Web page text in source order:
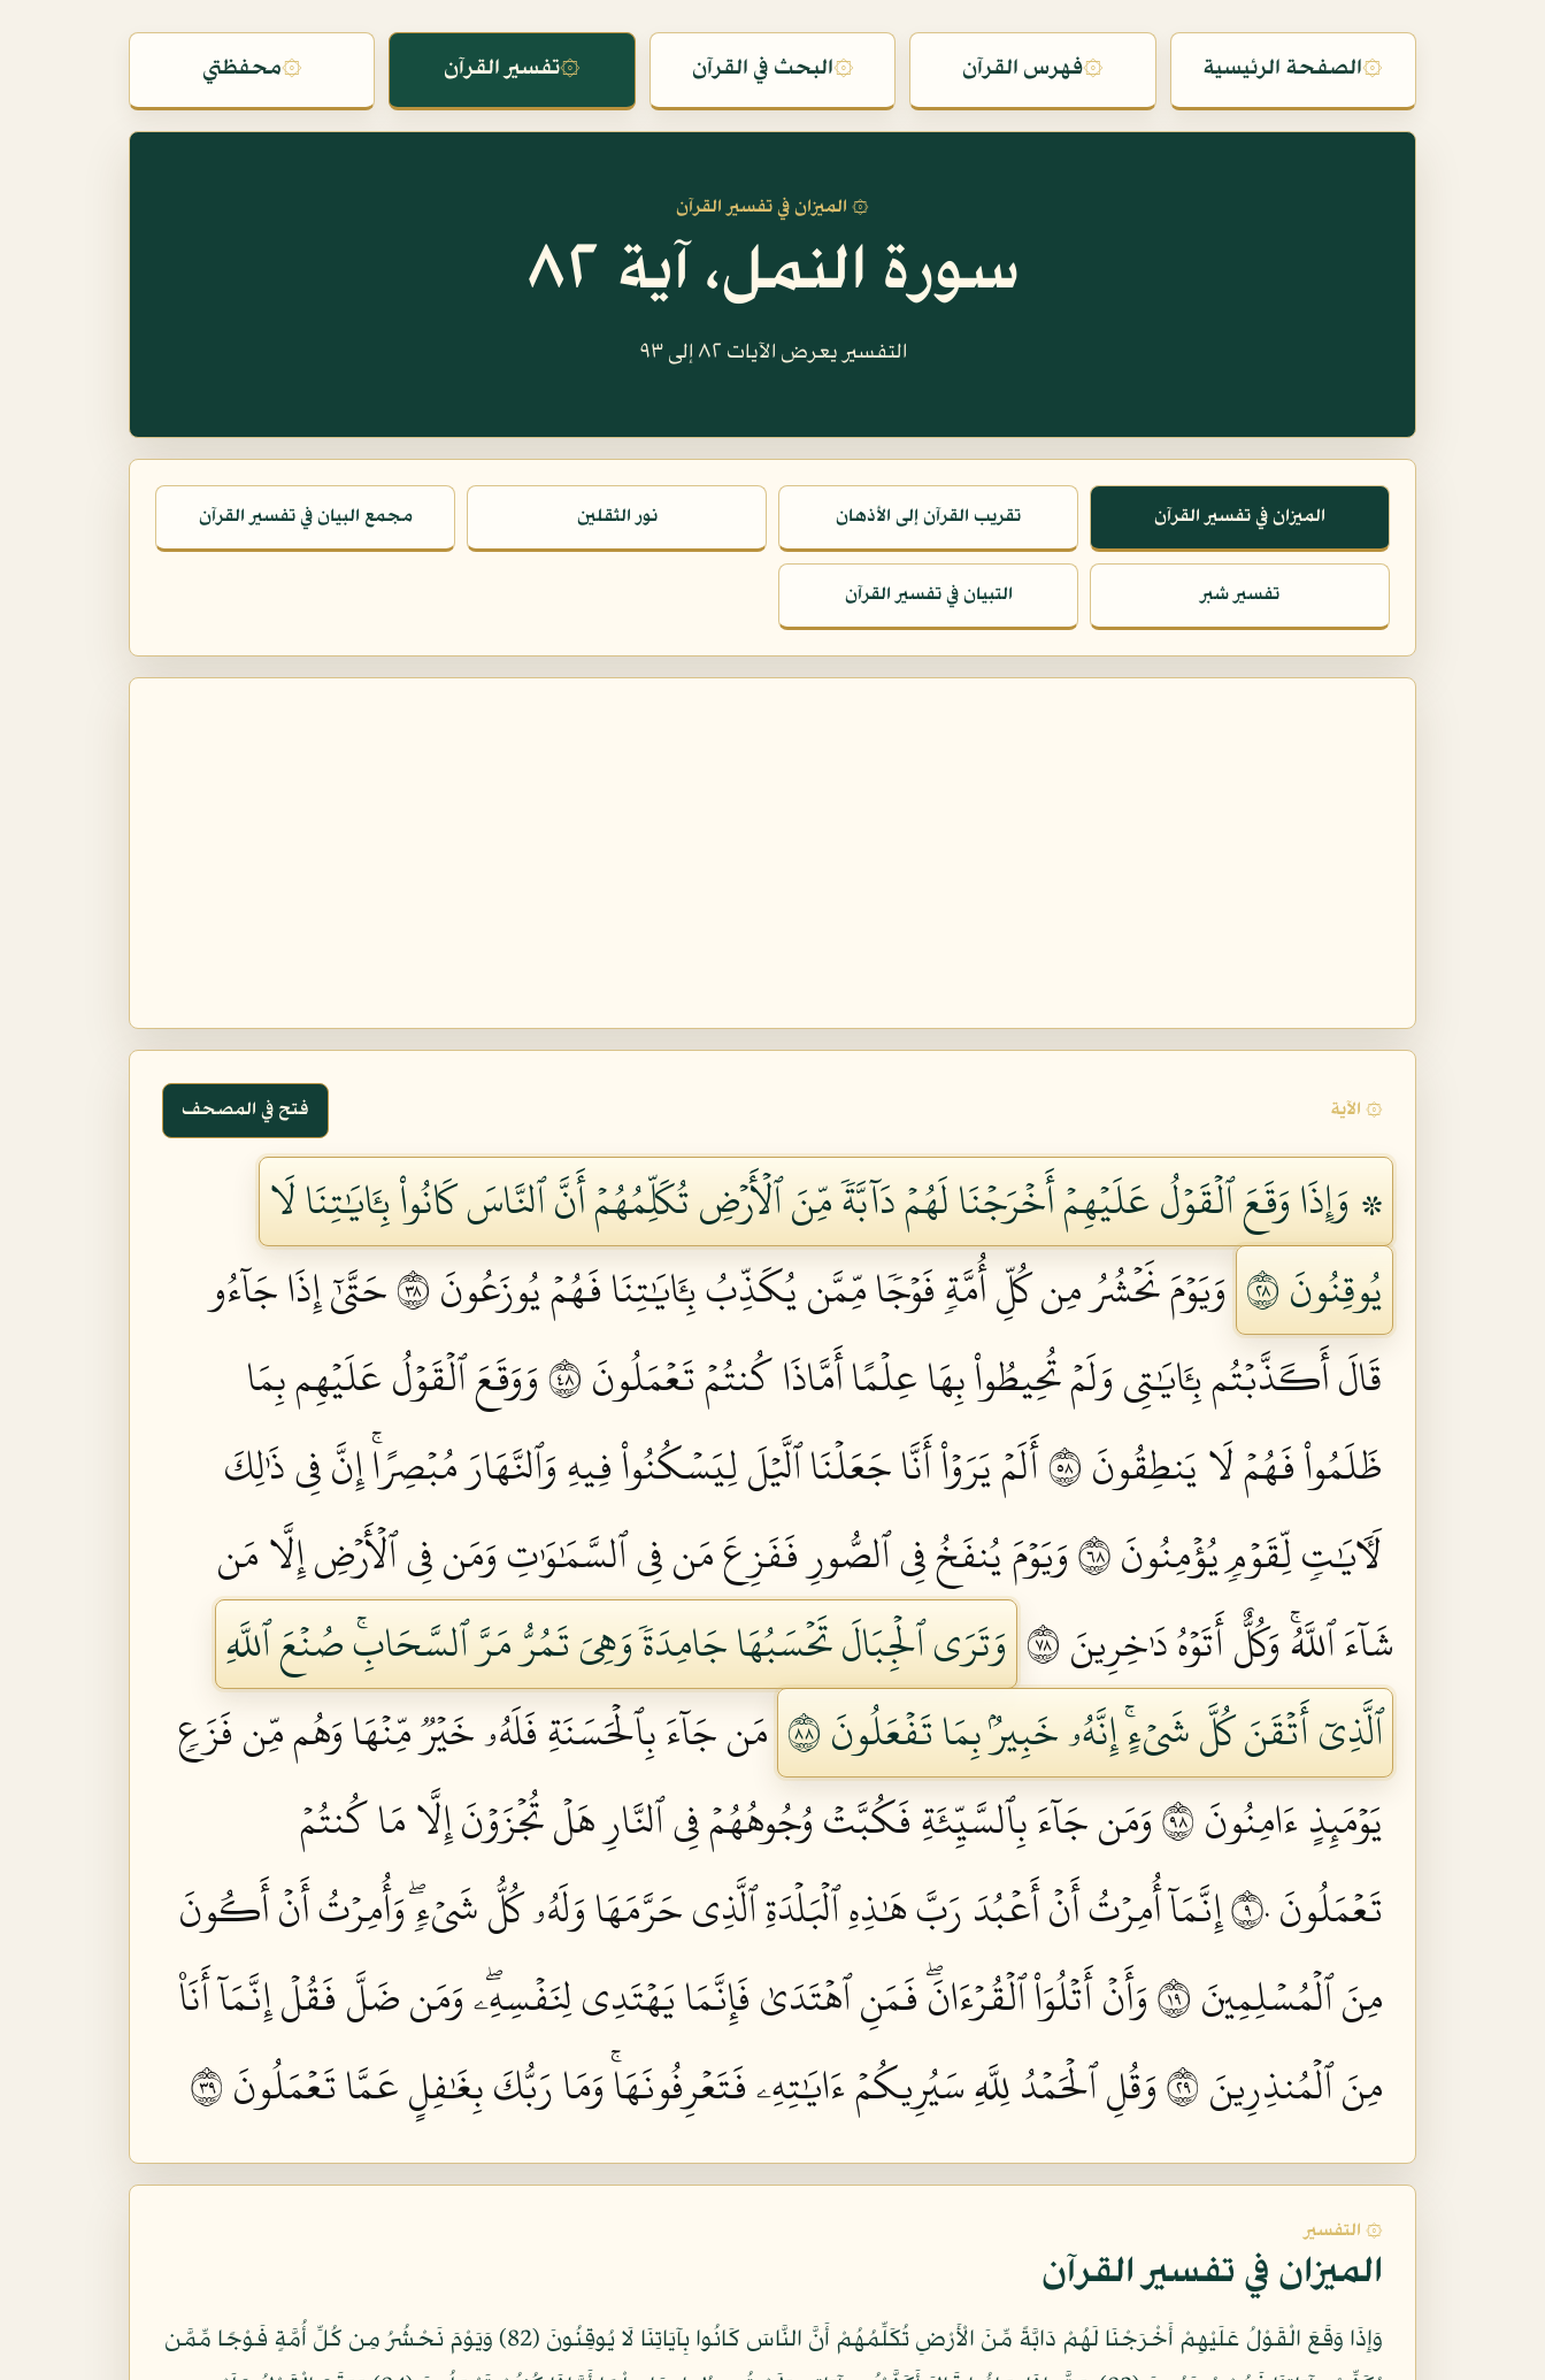
۞الصفحة الرئيسية ۞فهرس القرآن ۞البحث في القرآن ۞تفسير القرآن ۞محفظتي
۞ الميزان في تفسير القرآن
سورة النمل، آية ٨٢
التفسير يعرض الآيات ٨٢ إلى ٩٣
الميزان في تفسير القرآن تقريب القرآن إلى الأذهان نور الثقلين مجمع البيان في تفسير القرآن
تفسير شبر التبيان في تفسير القرآن
۞ الآية فتح في المصحف
۞ وَإِذَا وَقَعَ ٱلۡقَوۡلُ عَلَيۡهِمۡ أَخۡرَجۡنَا لَهُمۡ دَآبَّةٗ مِّنَ ٱلۡأَرۡضِ تُكَلِّمُهُمۡ أَنَّ ٱلنَّاسَ كَانُواْ بِـَٔايَٰتِنَا لَا
يُوقِنُونَ ٨٢
وَيَوۡمَ نَحۡشُرُ مِن كُلِّ أُمَّةٖ فَوۡجٗا مِّمَّن يُكَذِّبُ بِـَٔايَٰتِنَا فَهُمۡ يُوزَعُونَ ٨٣
حَتَّىٰٓ إِذَا جَآءُو
قَالَ أَكَذَّبۡتُم بِـَٔايَٰتِي وَلَمۡ تُحِيطُواْ بِهَا عِلۡمًا أَمَّاذَا كُنتُمۡ تَعۡمَلُونَ ٨٤
وَوَقَعَ ٱلۡقَوۡلُ عَلَيۡهِم بِمَا
ظَلَمُواْ فَهُمۡ لَا يَنطِقُونَ ٨٥
أَلَمۡ يَرَوۡاْ أَنَّا جَعَلۡنَا ٱلَّيۡلَ لِيَسۡكُنُواْ فِيهِ وَٱلنَّهَارَ مُبۡصِرًاۚ إِنَّ فِي ذَٰلِكَ
لَأٓيَٰتٖ لِّقَوۡمٖ يُؤۡمِنُونَ ٨٦
وَيَوۡمَ يُنفَخُ فِي ٱلصُّورِ فَفَزِعَ مَن فِي ٱلسَّمَٰوَٰتِ وَمَن فِي ٱلۡأَرۡضِ إِلَّا مَن
شَآءَ ٱللَّهُۚ وَكُلٌّ أَتَوۡهُ دَٰخِرِينَ ٨٧
وَتَرَى ٱلۡجِبَالَ تَحۡسَبُهَا جَامِدَةٗ وَهِيَ تَمُرُّ مَرَّ ٱلسَّحَابِۚ صُنۡعَ ٱللَّهِ
ٱلَّذِيٓ أَتۡقَنَ كُلَّ شَيۡءٍۚ إِنَّهُۥ خَبِيرُۢ بِمَا تَفۡعَلُونَ ٨٨
مَن جَآءَ بِٱلۡحَسَنَةِ فَلَهُۥ خَيۡرٞ مِّنۡهَا وَهُم مِّن فَزَعٖ
يَوۡمَئِذٍ ءَامِنُونَ ٨٩
وَمَن جَآءَ بِٱلسَّيِّئَةِ فَكُبَّتۡ وُجُوهُهُمۡ فِي ٱلنَّارِ هَلۡ تُجۡزَوۡنَ إِلَّا مَا كُنتُمۡ
تَعۡمَلُونَ ٩٠
إِنَّمَآ أُمِرۡتُ أَنۡ أَعۡبُدَ رَبَّ هَٰذِهِ ٱلۡبَلۡدَةِ ٱلَّذِي حَرَّمَهَا وَلَهُۥ كُلُّ شَيۡءٖۖ وَأُمِرۡتُ أَنۡ أَكُونَ
مِنَ ٱلۡمُسۡلِمِينَ ٩١
وَأَنۡ أَتۡلُوَاْ ٱلۡقُرۡءَانَۖ فَمَنِ ٱهۡتَدَىٰ فَإِنَّمَا يَهۡتَدِي لِنَفۡسِهِۦۖ وَمَن ضَلَّ فَقُلۡ إِنَّمَآ أَنَا۠
مِنَ ٱلۡمُنذِرِينَ ٩٢
وَقُلِ ٱلۡحَمۡدُ لِلَّهِ سَيُرِيكُمۡ ءَايَٰتِهِۦ فَتَعۡرِفُونَهَاۚ وَمَا رَبُّكَ بِغَٰفِلٍ عَمَّا تَعۡمَلُونَ ٩٣
۞ التفسير
الميزان في تفسير القرآن
وَإِذَا وَقَعَ الْقَوْلُ عَلَيْهِمْ أَخْرَجْنَا لَهُمْ دَابَّةً مِّنَ الْأَرْضِ تُكَلِّمُهُمْ أَنَّ النَّاسَ كَانُوا بِآيَاتِنَا لَا يُوقِنُونَ (82) وَيَوْمَ نَحْشُرُ مِن كُلِّ أُمَّةٍ فَوْجًا مِّمَّن